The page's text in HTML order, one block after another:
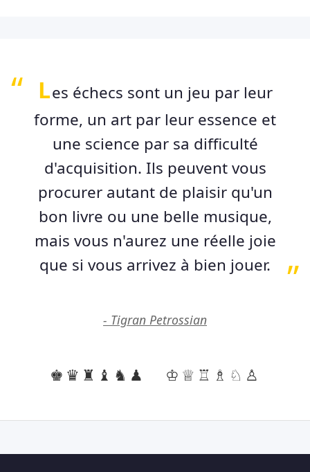
Les échecs sont un jeu par leur
forme, un art par leur essence et
une science par sa difficulté
d'acquisition. Ils peuvent vous
procurer autant de plaisir qu'un
bon livre ou une belle musique,
mais vous n'aurez une réelle joie
que si vous arrivez à bien jouer.
- Tigran Petrossian
♚♛♜♝♞♟ ♔♕♖♗♘♙